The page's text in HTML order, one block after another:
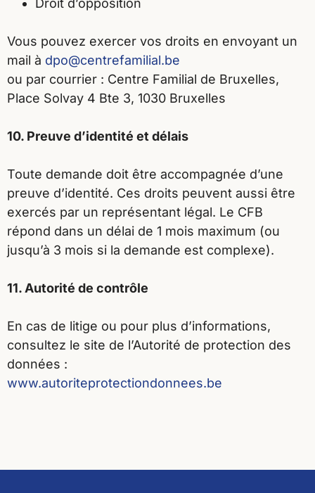
Droit d’opposition
Vous pouvez exercer vos droits en envoyant un
mail à dpo@centrefamilial.be
ou par courrier : Centre Familial de Bruxelles,
Place Solvay 4 Bte 3, 1030 Bruxelles
10. Preuve d’identité et délais
Toute demande doit être accompagnée d’une
preuve d’identité. Ces droits peuvent aussi être
exercés par un représentant légal. Le CFB
répond dans un délai de 1 mois maximum (ou
jusqu’à 3 mois si la demande est complexe).
11. Autorité de contrôle
En cas de litige ou pour plus d’informations,
consultez le site de l’Autorité de protection des
données :
www.autoriteprotectiondonnees.be